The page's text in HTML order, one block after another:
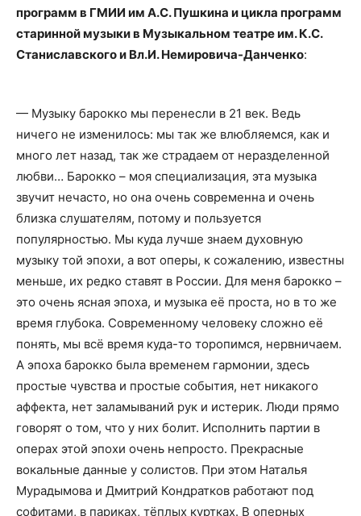
программ в ГМИИ им А.С. Пушкина и цикла программ
старинной музыки в Музыкальном театре им. К.С.
Станиславского и Вл.И. Немировича-Данченко:
— Музыку барокко мы перенесли в 21 век. Ведь
ничего не изменилось: мы так же влюбляемся, как и
много лет назад, так же страдаем от неразделенной
любви… Барокко – моя специализация, эта музыка
звучит нечасто, но она очень современна и очень
близка слушателям, потому и пользуется
популярностью. Мы куда лучше знаем духовную
музыку той эпохи, а вот оперы, к сожалению, известны
меньше, их редко ставят в России. Для меня барокко –
это очень ясная эпоха, и музыка её проста, но в то же
время глубока. Современному человеку сложно её
понять, мы всё время куда-то торопимся, нервничаем.
А эпоха барокко была временем гармонии, здесь
простые чувства и простые события, нет никакого
аффекта, нет заламываний рук и истерик. Люди прямо
говорят о том, что у них болит. Исполнить партии в
операх этой эпохи очень непросто. Прекрасные
вокальные данные у солистов. При этом Наталья
Мурадымова и Дмитрий Кондратков работают под
софитами, в париках, тёплых куртках. В оперных